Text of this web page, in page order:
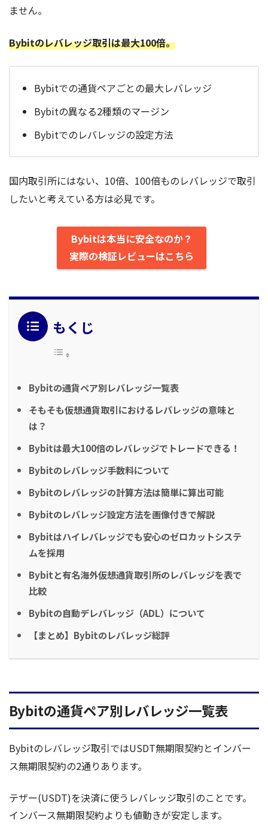
ません。
Bybitのレバレッジ取引は最大100倍。
Bybitでの通貨ペアごとの最大レバレッジ
Bybitの異なる2種類のマージン
Bybitでのレバレッジの設定方法
国内取引所にはない、10倍、100倍ものレバレッジで取引
したいと考えている方は必見です。
Bybitは本当に安全なのか？
実際の検証レビューはこちら
もくじ
Bybitの通貨ペア別レバレッジ一覧表
そもそも仮想通貨取引におけるレバレッジの意味と
は？
Bybitは最大100倍のレバレッジでトレードできる！
Bybitのレバレッジ手数料について
Bybitのレバレッジの計算方法は簡単に算出可能
Bybitのレバレッジ設定方法を画像付きで解説
Bybitはハイレバレッジでも安心のゼロカットシステ
ムを採用
Bybitと有名海外仮想通貨取引所のレバレッジを表で
比較
Bybitの自動デレバレッジ（ADL）について
【まとめ】Bybitのレバレッジ総評
Bybitの通貨ペア別レバレッジ一覧表
Bybitのレバレッジ取引ではUSDT無期限契約とインバー
ス無期限契約の2通りあります。
テザー(USDT)を決済に使うレバレッジ取引のことです。
インバース無期限契約よりも値動きが安定します。